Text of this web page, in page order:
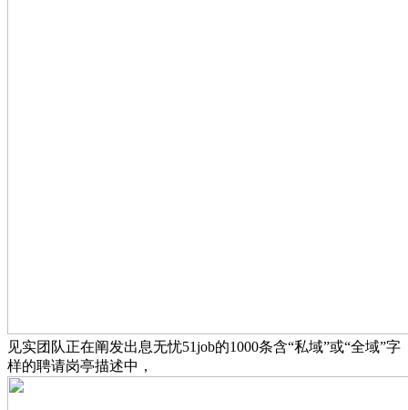
见实团队正在阐发出息无忧51job的1000条含“私域”或“全域”字
样的聘请岗亭描述中，